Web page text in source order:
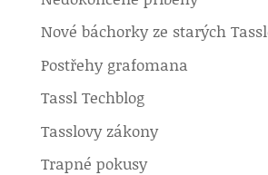
Nové báchorky ze starých
Postřehy grafomana
Tassl Techblog
Tasslovy zákony
Trapné pokusy